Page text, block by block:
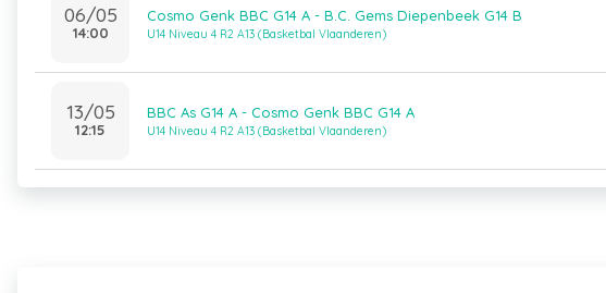
06/05
14:00
Cosmo Genk BBC G14 A - B.C. Gems Diepenbeek G14 B
U14 Niveau 4 R2 A13 (Basketbal Vlaanderen)
13/05
12:15
BBC As G14 A - Cosmo Genk BBC G14 A
U14 Niveau 4 R2 A13 (Basketbal Vlaanderen)